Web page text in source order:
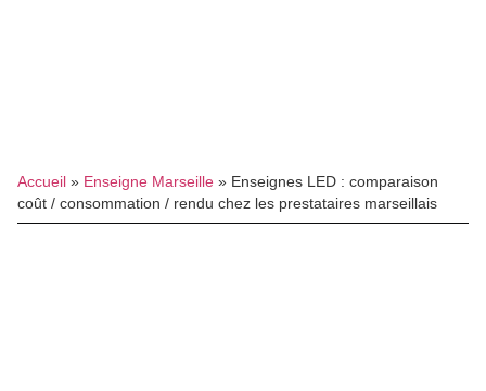
Accueil » Enseigne Marseille » Enseignes LED : comparaison
coût / consommation / rendu chez les prestataires marseillais